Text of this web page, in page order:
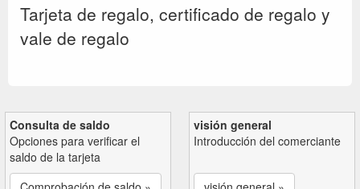
Tarjeta de regalo, certificado de regalo y
vale de regalo
Consulta de saldo
Opciones para verificar el
saldo de la tarjeta
visión general
Introducción del comerciante